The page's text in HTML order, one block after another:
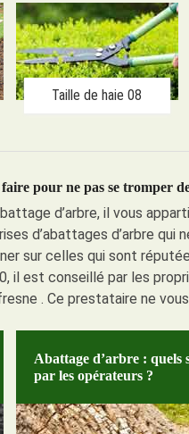
Taille de haie 08
pour ne pas se tromper
d’arbre, il vous
d’abattages d’arbre qui
sur celles qui sont
il est conseillé par les
. Ce prestataire ne
Abattage d’arbre : quels
par les opérateurs ?